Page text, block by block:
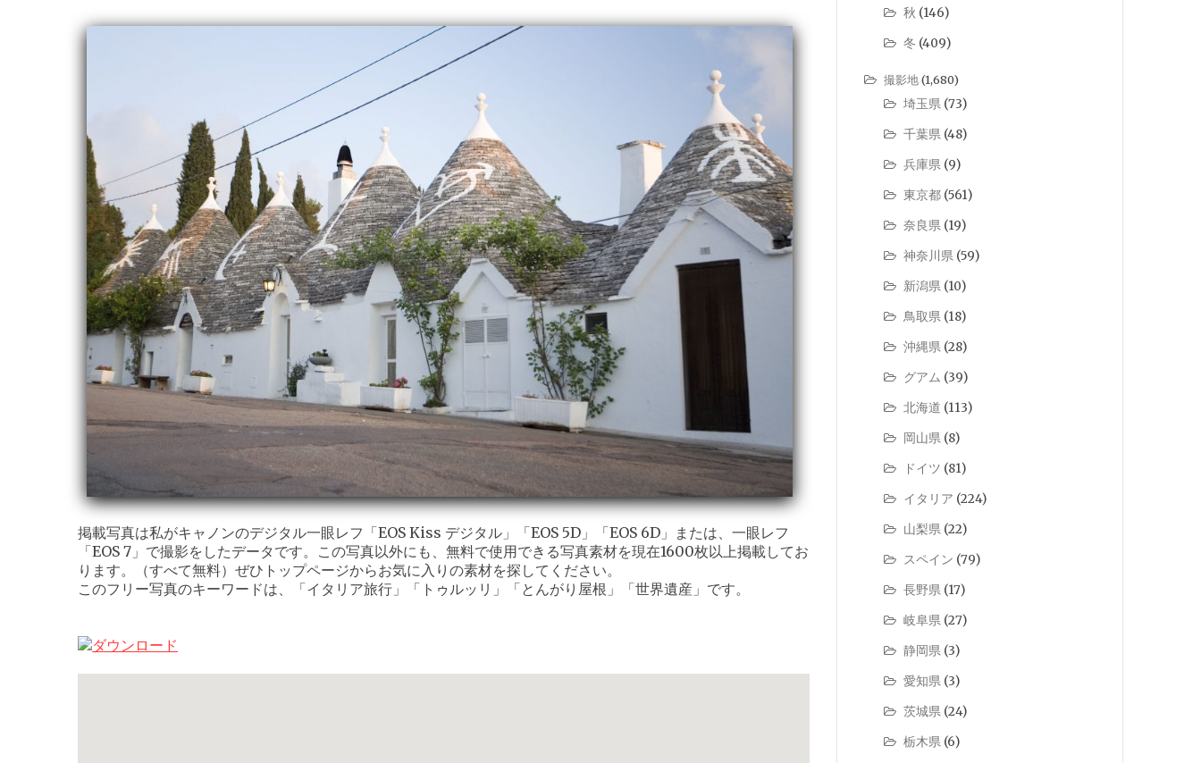
掲載写真は私がキャノンのデジタル一眼レフ「EOS Kiss デジタル」「EOS 5D」「EOS 6D」または、一眼レフ
「EOS 7」で撮影をしたデータです。この写真以外にも、無料で使用できる写真素材を現在1600枚以上掲載してお
ります。（すべて無料）ぜひトップページからお気に入りの素材を探してください。
このフリー写真のキーワードは、「イタリア旅行」「トゥルッリ」「とんがり屋根」「世界遺産」です。
秋 (146)
冬 (409)
撮影地(1,680)
埼玉県 (73)
千葉県 (48)
兵庫県 (9)
東京都 (561)
奈良県 (19)
神奈川県 (59)
新潟県 (10)
鳥取県 (18)
沖縄県 (28)
グアム (39)
北海道 (113)
岡山県 (8)
ドイツ (81)
イタリア (224)
山梨県 (22)
スペイン (79)
長野県 (17)
岐阜県 (27)
静岡県 (3)
愛知県 (3)
茨城県 (24)
栃木県 (6)